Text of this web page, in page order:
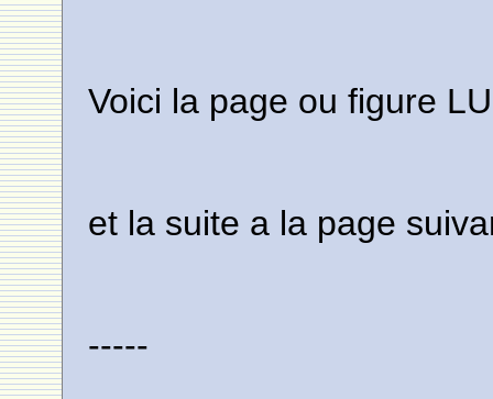
Voici la page ou figure
et la suite a la page
-----